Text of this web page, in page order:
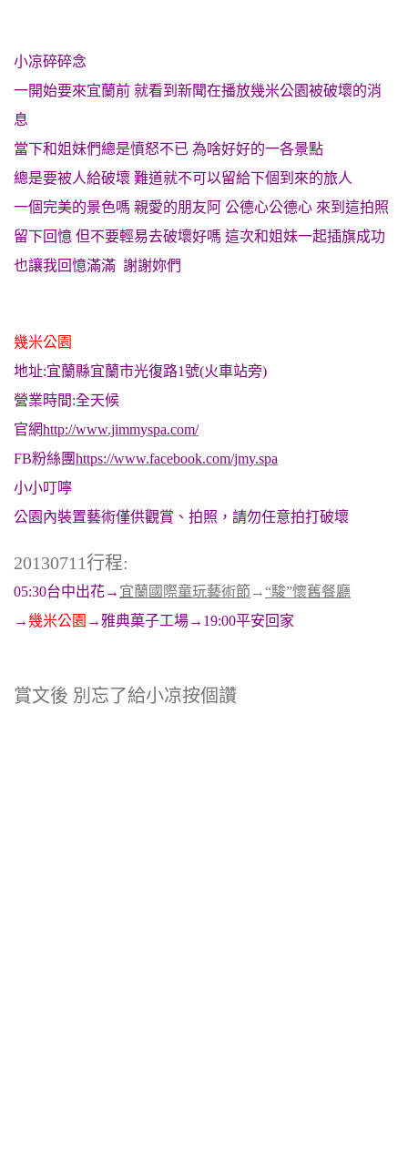
小凉碎碎念
一開始要來宜蘭前 就看到新聞在播放幾米公園被破壞的消
息
當下和姐妹們總是憤怒不已 為啥好好的一各景點
總是要被人給破壞 難道就不可以留給下個到來的旅人
一個完美的景色嗎 親愛的朋友阿 公德心公德心 來到這拍照
留下回憶 但不要輕易去破壞好嗎 這次和姐妹一起插旗成功
也讓我回憶滿滿 謝謝妳們
幾米公園
地址:宜蘭縣宜蘭市光復路1號(火車站旁)
營業時間:全天候
官網http://www.jimmyspa.com/
FB粉絲團https://www.facebook.com/jmy.spa
小小叮嚀
公園內裝置藝術僅供觀賞、拍照，請勿任意拍打破壞
20130711行程:
05:30台中出花→ 宜蘭國際童玩藝術節 →“駿”懷舊餐廳
→幾米公園 →雅典菓子工場→19:00平安回家
賞文後 別忘了給小凉按個讚